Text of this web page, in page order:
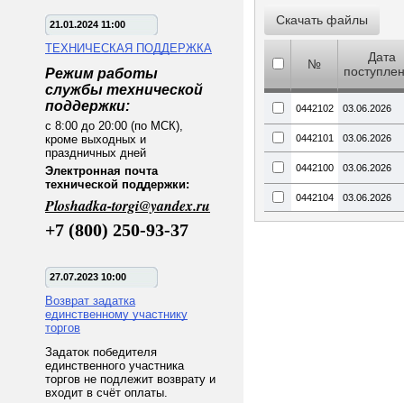
21.01.2024 11:00
ТЕХНИЧЕСКАЯ ПОДДЕРЖКА
Режим работы
службы технической
поддержки:
с 8:00 до 20:00 (по МСК),
кроме выходных и
праздничных дней
Электронная почта
технической поддержки:
Ploshadka-torgi@yandex.ru
+7 (800) 250-93-37
27.07.2023 10:00
Возврат задатка
единственному участнику
торгов
Задаток победителя
единственного участника
торгов не подлежит возврату и
входит в счёт оплаты.
№
Дата
0442102 03.06.2026
0442101 03.06.2026
0442100 03.06.2026
0442104 03.06.2026